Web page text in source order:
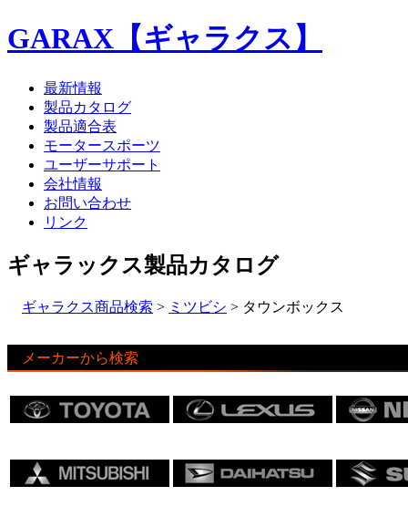
GARAX【ギャラクス】
最新情報
製品カタログ
製品適合表
モータースポーツ
ユーザーサポート
会社情報
お問い合わせ
リンク
ギャラックス製品カタログ
ギャラクス商品検索 > ミツビシ > タウンボックス
メーカーから検索